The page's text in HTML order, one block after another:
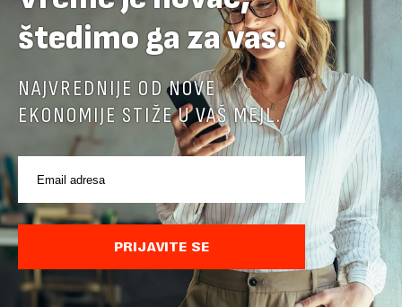
Ambasadorka Francuske: Napredak nije uklonio
sve prepreke
Od oktobra 2025. godine, funkciju ambasadorke Francuske u
Srbiji obavlja Florans Ferari, karijerna diplomatkinja sa više od
štedimo ga za vas.
NAJVREDNIJE OD NOVE
EKONOMIJE STIŽE U VAŠ MEJL.
PRIJAVITE SE